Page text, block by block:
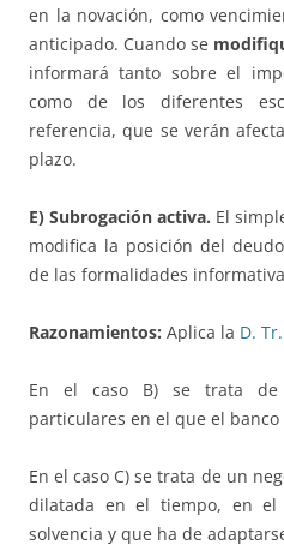
en la novación, como
anticipado. Cuando se
informará tanto sobre el
como de los diferentes
referencia, que se verán
plazo.
E) Subrogación activa. El
modifica la posición del
de las formalidades
Razonamientos: Aplica la D.
En el caso B) se trata de
particulares en el que el
En el caso C) se trata de un
dilatada en el tiempo, en
solvencia y que ha de